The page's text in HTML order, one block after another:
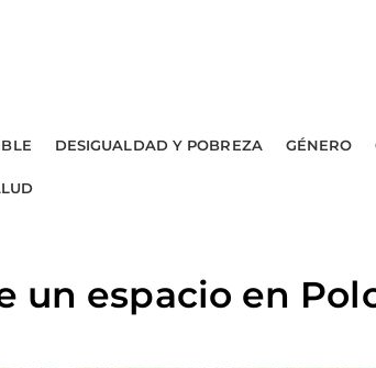
DESIGUALDAD Y POBREZA GÉNERO
un espacio en